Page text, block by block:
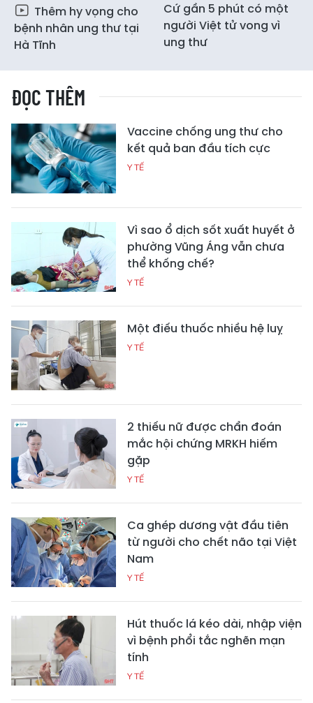
Thêm hy vọng cho
bệnh nhân ung thư tại
Hà Tĩnh
Cứ gần 5 phút có một
người Việt tử vong vì
ung thư
ĐỌC THÊM
Vaccine chống ung thư cho
kết quả ban đầu tích cực
Y TẾ
Vì sao ổ dịch sốt xuất huyết ở
phường Vũng Áng vẫn chưa
thể khống chế?
Y TẾ
Một điếu thuốc nhiều hệ luỵ
Y TẾ
2 thiếu nữ được chẩn đoán
mắc hội chứng MRKH hiếm
gặp
Y TẾ
Ca ghép dương vật đầu tiên
từ người cho chết não tại Việt
Nam
Y TẾ
Hút thuốc lá kéo dài, nhập viện
vì bệnh phổi tắc nghẽn mạn
tính
Y TẾ